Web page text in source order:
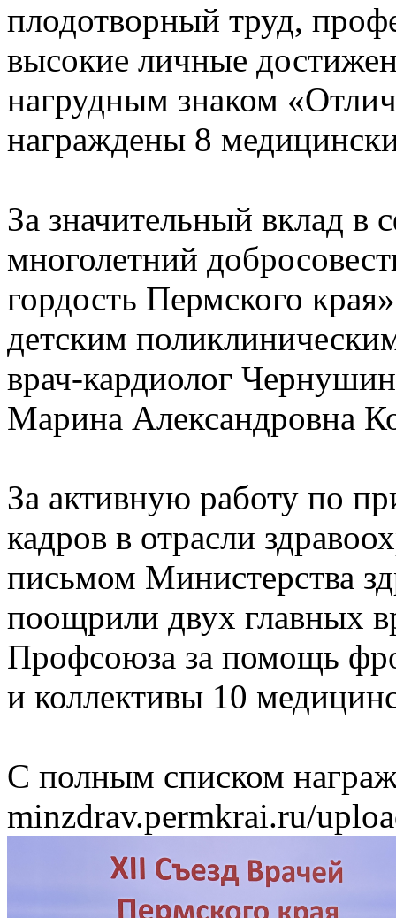
плодотворный труд,
высокие личные
нагрудным знаком
награждены 8
За значительный вклад в
многолетний
гордость Пермского
детским
врач-кардиолог
Марина Александровна
За активную работу по
кадров в отрасли
письмом Министерства
поощрили двух главных
Профсоюза за помощь
и коллективы 10
С полным списком
minzdrav.permkrai.ru/